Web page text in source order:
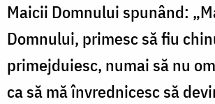
Maicii Domnului spunând:
Domnului, primesc să fiu
primejduiesc, numai să nu
ca să mă învrednicesc să